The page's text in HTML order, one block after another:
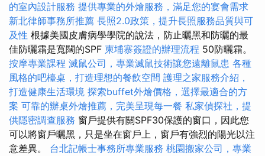
的室內設計服務 提供專業的外燴服務，滿足您的宴會需求
新北律師事務所推薦 長照2.0政策，提升長照服務品質與可
及性 根據美國皮膚病學學院的說法，防止曬黑和防曬的最
佳防曬霜是寬闊的SPF 柬埔寨簽證的辦理流程 50防曬霜。
按摩專業課程 滅鼠公司，專業滅鼠技術讓您遠離鼠患 各種
風格的吧檯桌，打造理想的餐飲空間 護理之家服務介紹，
打造健康生活環境 探索buffet外燴價格，選擇最適合的方
案 可靠的辦桌外燴推薦，完美呈現每一餐 私家偵探社，提
供隱密調查服務 窗戶提供有關SPF30保護的窗口，因此您
可以將窗戶曬黑，只是坐在窗戶上，窗戶有強烈的陽光以注
意差異。 台北記帳士事務所專業服務 桃園搬家公司，專業